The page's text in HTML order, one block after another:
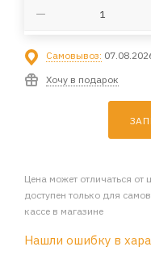
Самовывоз:
Хочу в подарок
Цена может отличаться от
доступен только для
кассе в магазине
Нашли ошибку в